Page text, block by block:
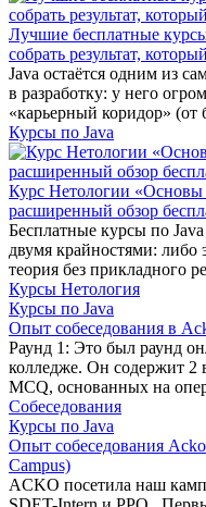
Лучшие бесплатные
собрать результат,
Java остаётся одним из
в разработку: у него
«карьерный коридор» (от
Курсы по Java
Курс Нетологии «Основы
расширенный обзор
Бесплатные курсы по
двумя крайностями: либо
теория без прикладного
Курсы Нетология
Курсы по Java
Опыт собеседования в
Раунд 1: Это был раунд
колледже. Он содержит 2
MCQ, основанных на
Собеседования
Курсы по Java
Опыт собеседования
Campus)
ACKO посетила наш